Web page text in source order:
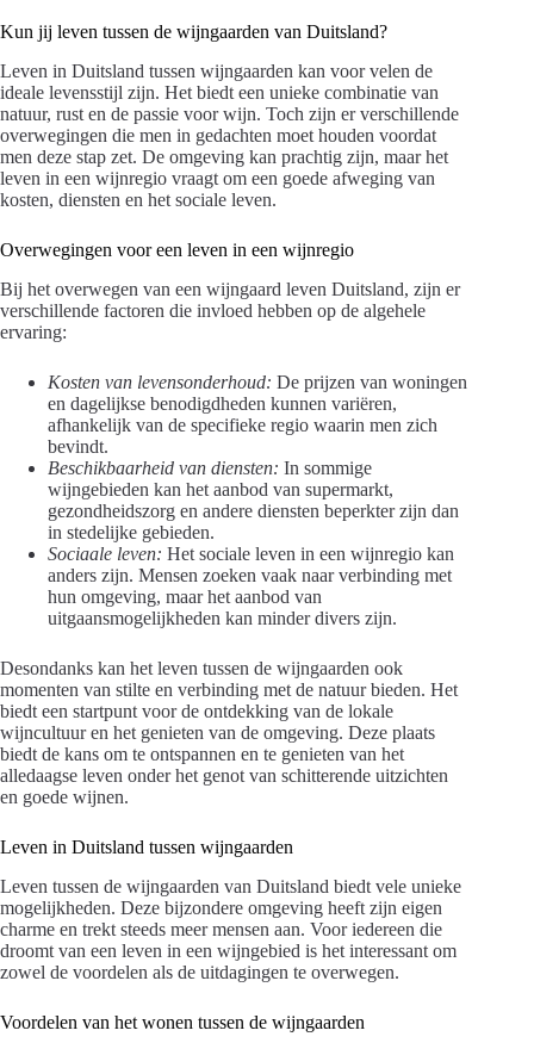
Kun jij leven tussen de wijngaarden van Duitsland?
Leven in Duitsland tussen wijngaarden kan voor velen de
ideale levensstijl zijn. Het biedt een unieke combinatie van
natuur, rust en de passie voor wijn. Toch zijn er verschillende
overwegingen die men in gedachten moet houden voordat
men deze stap zet. De omgeving kan prachtig zijn, maar het
leven in een wijnregio vraagt om een goede afweging van
kosten, diensten en het sociale leven.
Overwegingen voor een leven in een wijnregio
Bij het overwegen van een wijngaard leven Duitsland, zijn er
verschillende factoren die invloed hebben op de algehele
ervaring:
Kosten van levensonderhoud: De prijzen van woningen
en dagelijkse benodigdheden kunnen variëren,
afhankelijk van de specifieke regio waarin men zich
bevindt.
Beschikbaarheid van diensten: In sommige
wijngebieden kan het aanbod van supermarkt,
gezondheidszorg en andere diensten beperkter zijn dan
in stedelijke gebieden.
Sociaale leven: Het sociale leven in een wijnregio kan
anders zijn. Mensen zoeken vaak naar verbinding met
hun omgeving, maar het aanbod van
uitgaansmogelijkheden kan minder divers zijn.
Desondanks kan het leven tussen de wijngaarden ook
momenten van stilte en verbinding met de natuur bieden. Het
biedt een startpunt voor de ontdekking van de lokale
wijncultuur en het genieten van de omgeving. Deze plaats
biedt de kans om te ontspannen en te genieten van het
alledaagse leven onder het genot van schitterende uitzichten
en goede wijnen.
Leven in Duitsland tussen wijngaarden
Leven tussen de wijngaarden van Duitsland biedt vele unieke
mogelijkheden. Deze bijzondere omgeving heeft zijn eigen
charme en trekt steeds meer mensen aan. Voor iedereen die
droomt van een leven in een wijngebied is het interessant om
zowel de voordelen als de uitdagingen te overwegen.
Voordelen van het wonen tussen de wijngaarden